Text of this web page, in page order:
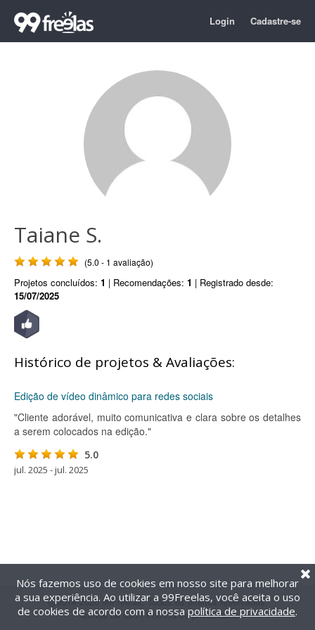
Login Cadastre-se
Taiane S.
(5.0 - 1 avaliação)
Projetos concluídos: 1 | Recomendações: 1 | Registrado desde:
15/07/2025
Histórico de projetos & Avaliações:
Edição de vídeo dinâmico para redes sociais
"Cliente adorável, muito comunicativa e clara sobre os detalhes
a serem colocados na edição."
5.0
jul. 2025 - jul. 2025
@2014-2026 99Freelas. Todos os direitos reservados.
Termos de uso| Política de privacidade
Nós fazemos uso de cookies em nosso site para melhorar
a sua experiência. Ao utilizar a 99Freelas, você aceita o uso
de cookies de acordo com a nossa política de privacidade.